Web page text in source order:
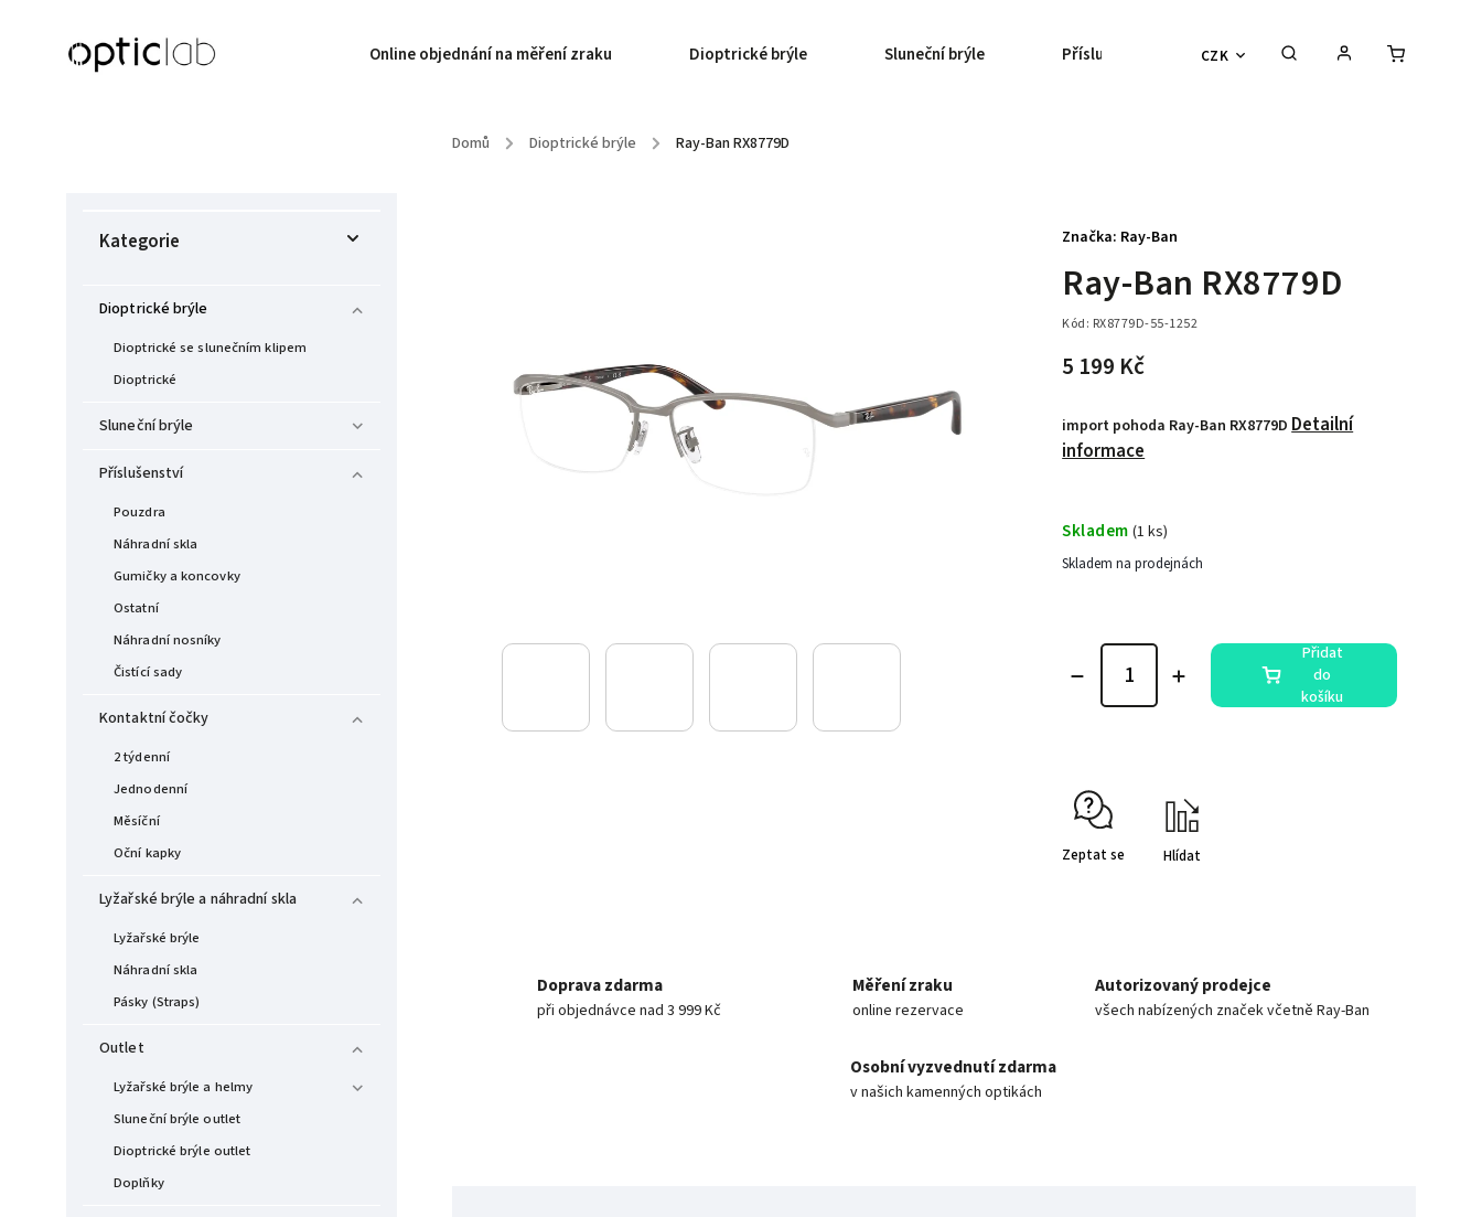
CZK
Online objednání na měření zraku Dioptrické brýle Sluneční brýle Příslušenství Kontaktní čočky
Domů / Dioptrické brýle / Ray-Ban RX8779D
Kategorie
Dioptrické brýle
Dioptrické se slunečním klipem
Dioptrické
Sluneční brýle
Příslušenství
Pouzdra
Náhradní skla
Gumičky a koncovky
Ostatní
Náhradní nosníky
Čistící sady
Kontaktní čočky
2 týdenní
Jednodenní
Měsíční
Oční kapky
Lyžařské brýle a náhradní skla
Lyžařské brýle
Náhradní skla
Pásky (Straps)
Outlet
Lyžařské brýle a helmy
Sluneční brýle outlet
Dioptrické brýle outlet
Doplňky
Ray-Ban RX8779D
Kód: RX8779D-55-1252
5 199 Kč
import pohoda Ray-Ban RX8779DDetailní
informace
Značka: Ray-Ban
Skladem (1 ks)
Skladem na prodejnách
Přidat
do
košíku
Zeptat se Hlídat
Doprava zdarma
při objednávce nad 3 999 Kč
Měření zraku
online rezervace
Autorizovaný prodejce
všech nabízených značek včetně Ray-Ban
Osobní vyzvednutí zdarma
v našich kamenných optikách